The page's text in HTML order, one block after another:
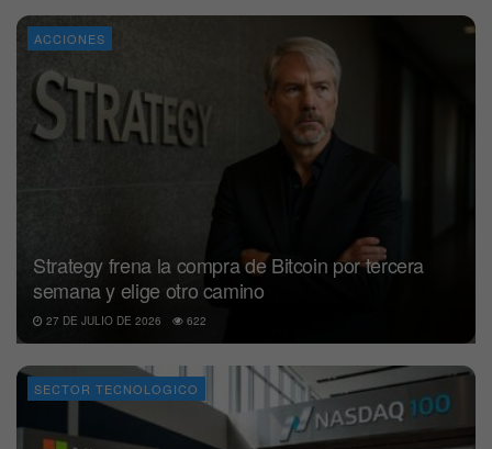
ACCIONES
Strategy frena la compra de Bitcoin por tercera
semana y elige otro camino
27 DE JULIO DE 2026 622
SECTOR TECNOLOGICO